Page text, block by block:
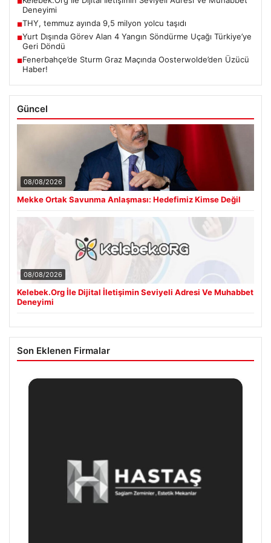
Deneyimi
■THY, temmuz ayında 9,5 milyon yolcu taşıdı
■Yurt Dışında Görev Alan 4 Yangın Söndürme Uçağı Türkiye’ye
Geri Döndü
■Fenerbahçe’de Sturm Graz Maçında Oosterwolde’den Üzücü
Haber!
Güncel
08/08/2026
Mekke Ortak Savunma Anlaşması: Hedefimiz Kimse Değil
08/08/2026
Kelebek.Org İle Dijital İletişimin Seviyeli Adresi Ve Muhabbet
Deneyimi
Son Eklenen Firmalar